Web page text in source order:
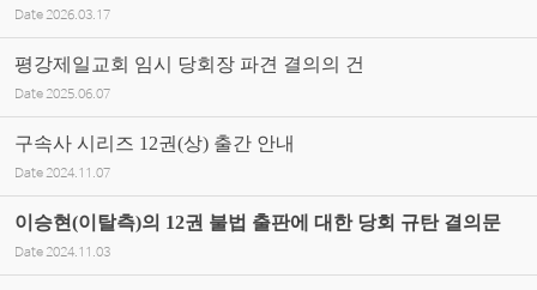
Date 2026.03.17
평강제일교회 임시 당회장 파견 결의의 건
Date 2025.06.07
구속사 시리즈 12권(상) 출간 안내
Date 2024.11.07
이승현(이탈측)의 12권 불법 출판에 대한 당회 규탄 결의문
Date 2024.11.03